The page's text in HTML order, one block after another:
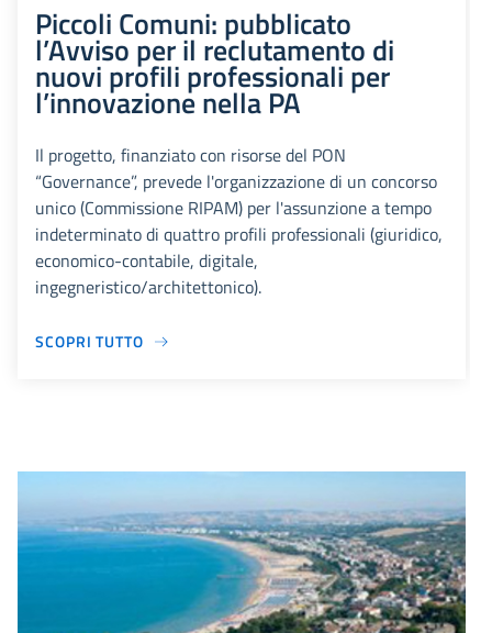
Piccoli Comuni: pubblicato
l’Avviso per il reclutamento di
nuovi profili professionali per
l’innovazione nella PA
Il progetto, finanziato con risorse del PON
“Governance”, prevede l'organizzazione di un concorso
unico (Commissione RIPAM) per l'assunzione a tempo
indeterminato di quattro profili professionali (giuridico,
economico-contabile, digitale,
ingegneristico/architettonico).
SCOPRI TUTTO